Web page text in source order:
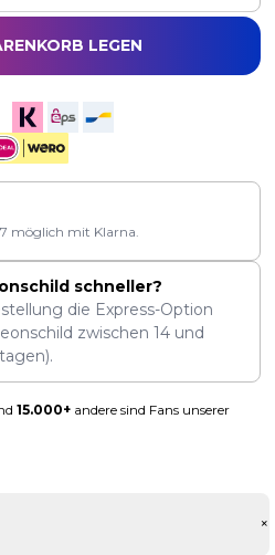
LEGEN
möglich mit Klarna.
schneller?
die Express-Option
zwischen 14 und
15.000+ andere sind Fans unserer
+